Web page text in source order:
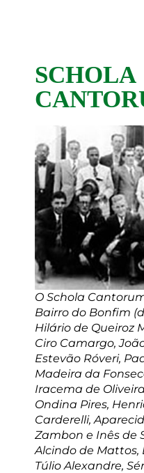
SCHOLA
O Schola
Bairro do Bonfim
Hilário de Queiroz
Ciro Camargo,
Estevão Róveri,
Madeira da
Iracema de
Ondina Pires,
Carderelli,
Zambon e Inês de
Alcindo de Mattos,
Túlio Alexandre,